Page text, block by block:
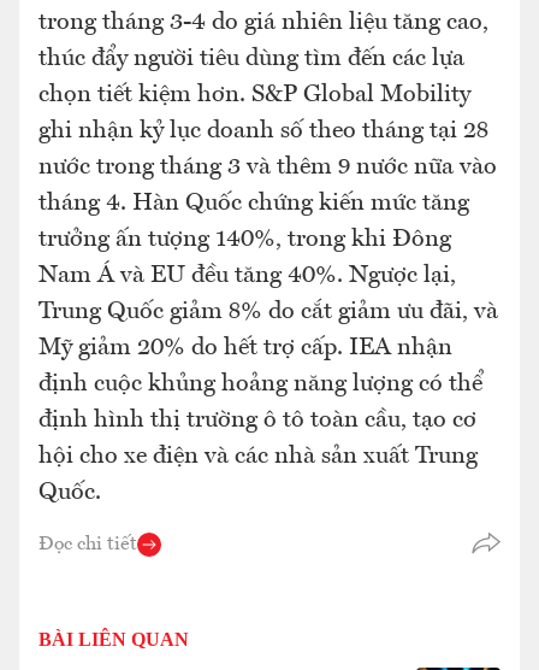
trong tháng 3-4 do giá nhiên liệu tăng cao,
thúc đẩy người tiêu dùng tìm đến các lựa
chọn tiết kiệm hơn. S&P Global Mobility
ghi nhận kỷ lục doanh số theo tháng tại 28
nước trong tháng 3 và thêm 9 nước nữa vào
tháng 4. Hàn Quốc chứng kiến mức tăng
trưởng ấn tượng 140%, trong khi Đông
Nam Á và EU đều tăng 40%. Ngược lại,
Trung Quốc giảm 8% do cắt giảm ưu đãi, và
Mỹ giảm 20% do hết trợ cấp. IEA nhận
định cuộc khủng hoảng năng lượng có thể
định hình thị trường ô tô toàn cầu, tạo cơ
hội cho xe điện và các nhà sản xuất Trung
Quốc.
Đọc chi tiết
BÀI LIÊN QUAN